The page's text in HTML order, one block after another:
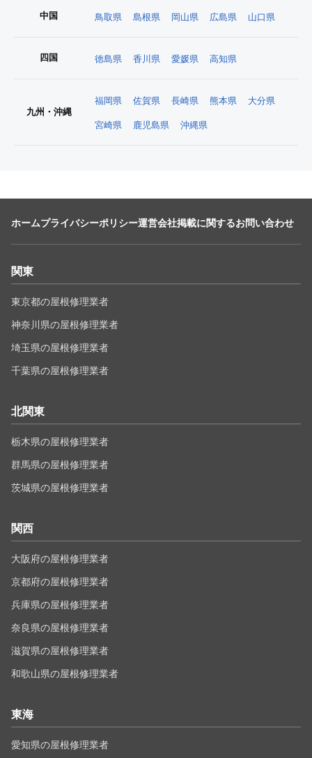
中国 鳥取県 島根県 岡山県 広島県 山口県
四国 徳島県 香川県 愛媛県 高知県
九州・沖縄
福岡県 佐賀県 長崎県 熊本県 大分県
宮崎県 鹿児島県 沖縄県
ホームプライバシーポリシー運営会社掲載に関するお問い合わせ
関東
東京都の屋根修理業者
神奈川県の屋根修理業者
埼玉県の屋根修理業者
千葉県の屋根修理業者
北関東
栃木県の屋根修理業者
群馬県の屋根修理業者
茨城県の屋根修理業者
関西
大阪府の屋根修理業者
京都府の屋根修理業者
兵庫県の屋根修理業者
奈良県の屋根修理業者
滋賀県の屋根修理業者
和歌山県の屋根修理業者
東海
愛知県の屋根修理業者